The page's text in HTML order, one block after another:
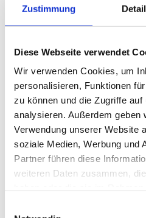
Zustimmung
Diese Webseite verwendet
Wir verwenden Cookies, um
personalisieren, Funktionen
zu können und die Zugriffe
analysieren. Außerdem geben
Verwendung unserer Website
soziale Medien, Werbung und
Partner führen diese
weiteren Daten zusammen,
Angebote auf unserer
Benutzers optimiert werden.
wiederzuerkennen. Zweck
es, den Nutzern die
zu erleichtern. Der
Cookies verwendet, muss
jedem Besuch der
Zugangsdaten eingeben,
und dem auf dem
abgelegten Cookie
Beispiel ist das Cookie eines
Shop. Der Online-Shop
Kunde in den virtuellen